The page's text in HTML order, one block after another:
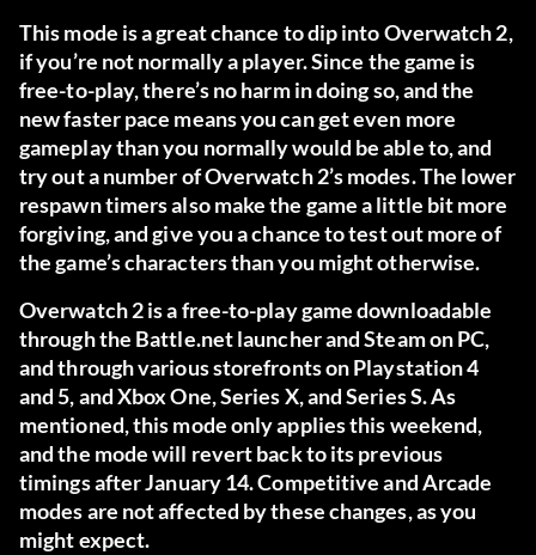
This mode is a great chance to dip into Overwatch 2,
if you’re not normally a player. Since the game is
free-to-play, there’s no harm in doing so, and the
new faster pace means you can get even more
gameplay than you normally would be able to, and
try out a number of Overwatch 2’s modes. The lower
respawn timers also make the game a little bit more
forgiving, and give you a chance to test out more of
the game’s characters than you might otherwise.
Overwatch 2 is a free-to-play game downloadable
through the Battle.net launcher and Steam on PC,
and through various storefronts on Playstation 4
and 5, and Xbox One, Series X, and Series S. As
mentioned, this mode only applies this weekend,
and the mode will revert back to its previous
timings after January 14. Competitive and Arcade
modes are not affected by these changes, as you
might expect.